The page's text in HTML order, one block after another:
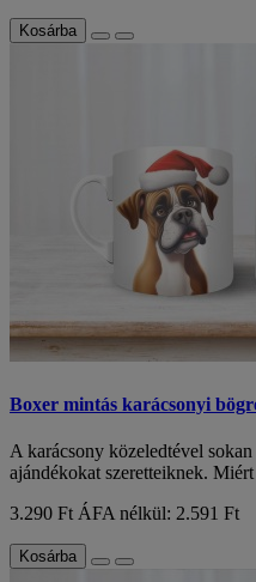
Kosárba
Boxer mintás karácsonyi
A karácsony közeledtével
ajándékokat szeretteiknek.
3.290 Ft ÁFA nélkül: 2.591 Ft
Kosárba